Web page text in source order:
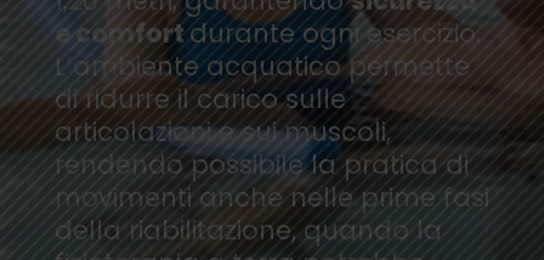
e comfort durante ogni esercizio.
L’ambiente acquatico permette
di ridurre il carico sulle
articolazioni e sui muscoli,
rendendo possibile la pratica di
movimenti anche nelle prime fasi
della riabilitazione, quando la